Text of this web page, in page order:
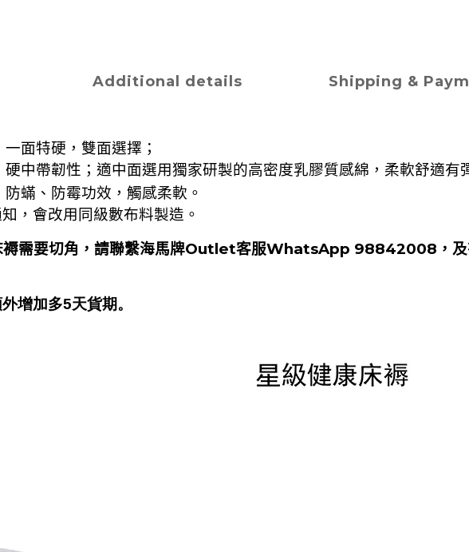
Additional details Shipping &
面特硬，雙面選擇；
中帶韌性； 適中面選用獨家研製的高密度乳膠質感綿， 柔軟舒適有
防蟎、防霉功效 ，觸感柔軟。
，會改用同級數布料製造 。
需要切角， 請聯繫海馬牌Outlet客服WhatsApp 98842008 ，及
增加多5天貨期。